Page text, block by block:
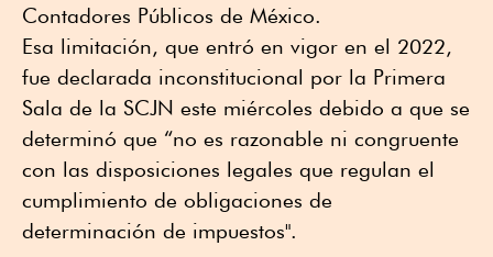
Contadores Públicos de México.
Esa limitación, que entró en vigor en el 2022,
fue declarada inconstitucional por la Primera
Sala de la SCJN este miércoles debido a que se
determinó que “no es razonable ni congruente
con las disposiciones legales que regulan el
cumplimiento de obligaciones de
determinación de impuestos".